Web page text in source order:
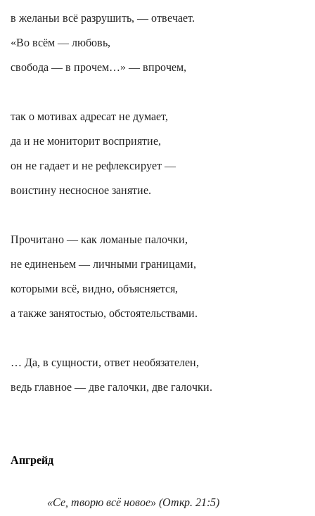
в желаньи всё разрушить, — отвечает.
«Во всём — любовь,
свобода — в прочем…» — впрочем,
так о мотивах адресат не думает,
да и не мониторит восприятие,
он не гадает и не рефлексирует —
воистину несносное занятие.
Прочитано — как ломаные палочки,
не единеньем — личными границами,
которыми всё, видно, объясняется,
а также занятостью, обстоятельствами.
… Да, в сущности, ответ необязателен,
ведь главное — две галочки, две галочки.
Апгрейд
«Се, творю всё новое» (Откр. 21:5)